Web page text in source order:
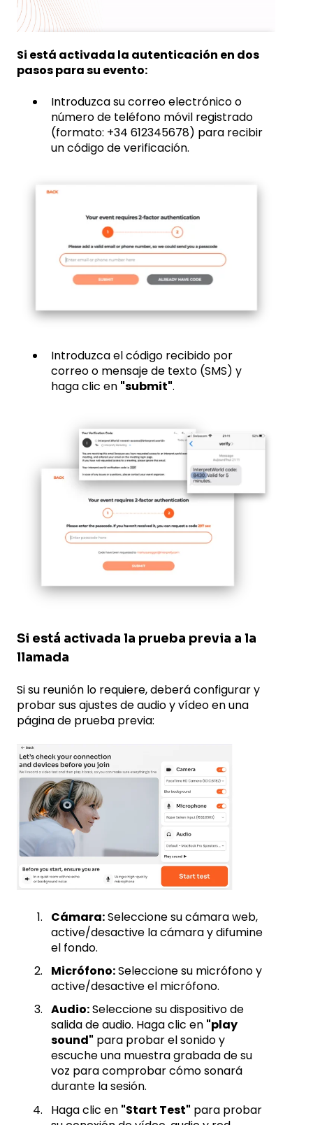
Si está activada la autenticación en dos
pasos para su evento:
Introduzca su correo electrónico o
número de teléfono móvil registrado
(formato: +34 612345678) para recibir
un código de verificación.
Introduzca el código recibido por
correo o mensaje de texto (SMS) y
haga clic en "submit".
Si está activada la prueba previa a la
llamada
Si su reunión lo requiere, deberá configurar y
probar sus ajustes de audio y vídeo en una
página de prueba previa:
Cámara:Seleccione su cámara web,
active/desactive la cámara y difumine
el fondo.
Micrófono:Seleccione su micrófono y
active/desactive el micrófono.
Audio:Seleccione su dispositivo de
salida de audio. Haga clic en "play
sound" para probar el sonido y
escuche una muestra grabada de su
voz para comprobar cómo sonará
durante la sesión.
Haga clic en "Start Test" para probar